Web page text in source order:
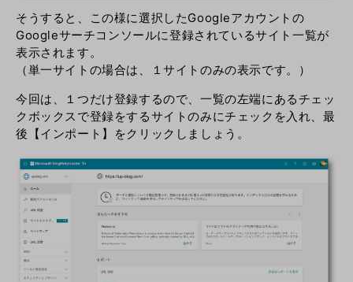
そうすると、この様に選択したGoogleアカウントの
Googleサーチコンソールに登録されているサイト一覧が
表示されます。
（単一サイトの場合は、１サイトのみの表示です。）
今回は、１つだけ登録するので、一覧の左端にあるチェッ
クボックスで登録をするサイトのみにチェックを入れ、最
後【インポート】をクリックしましょう。